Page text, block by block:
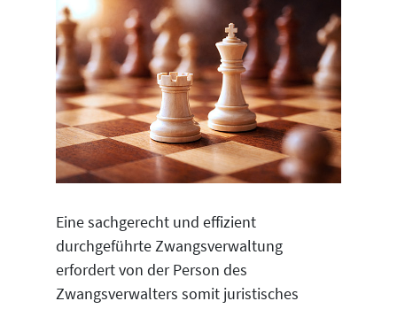
Eine sachgerecht und effizient
durchgeführte Zwangsverwaltung
erfordert von der Person des
Zwangsverwalters somit juristisches